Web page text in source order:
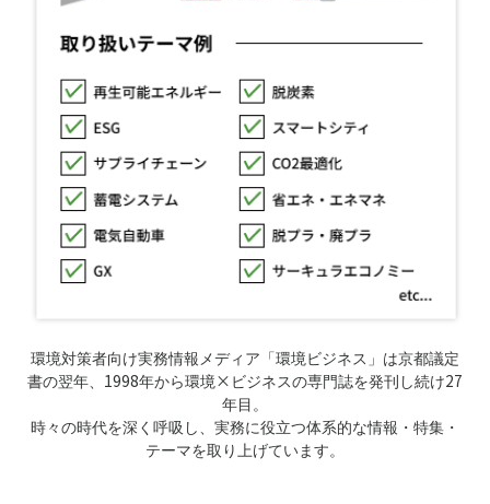
環境対策者向け実務情報メディア「環境ビジネス」は京都議定
書の翌年、1998年から環境×ビジネスの専門誌を発刊し続け27
年目。
時々の時代を深く呼吸し、実務に役立つ体系的な情報・特集・
テーマを取り上げています。